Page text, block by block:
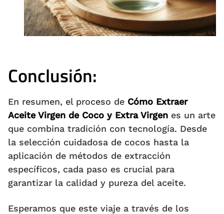
Conclusión:
En resumen, el proceso de Cómo Extraer
Aceite Virgen de Coco y Extra Virgen es un arte
que combina tradición con tecnología. Desde
la selección cuidadosa de cocos hasta la
aplicación de métodos de extracción
específicos, cada paso es crucial para
garantizar la calidad y pureza del aceite.
Esperamos que este viaje a través de los